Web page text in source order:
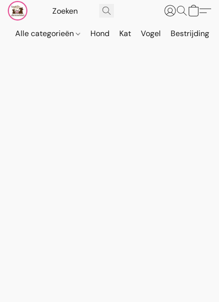
Alle categorieën Hond Kat Vogel Bestrijding